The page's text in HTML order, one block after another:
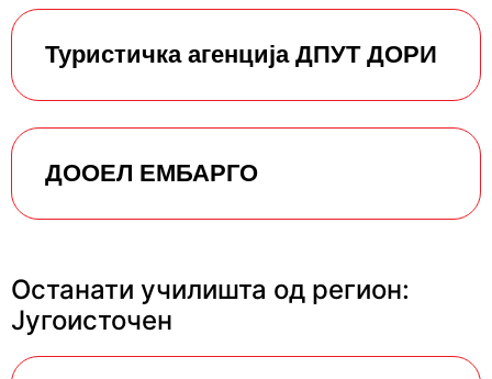
Туристичка агенција ДПУТ ДОРИ
ДООЕЛ ЕМБАРГО
Останати училишта од регион:
Југоисточен